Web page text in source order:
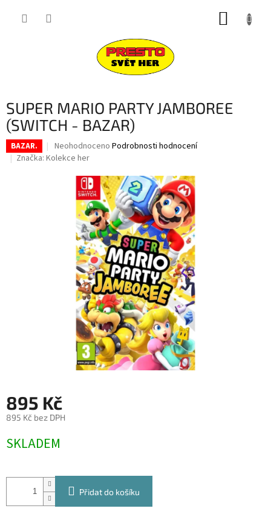
SUPER MARIO PARTY JAMBOREE
(SWITCH - BAZAR)
BAZAR.
Průměrné
hodnocení
hvězdiček.
Neohodnoceno Podrobnosti hodnocení
Značka: Kolekce her
895 Kč
895 Kč bez DPH
cena:
SKLADEM
Přidat do košíku